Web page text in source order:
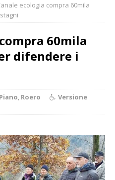
ecologia compra 60mila
60mila
difendere i
, Roero
Versione